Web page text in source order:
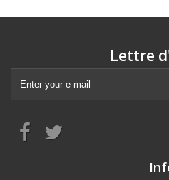
Lettre